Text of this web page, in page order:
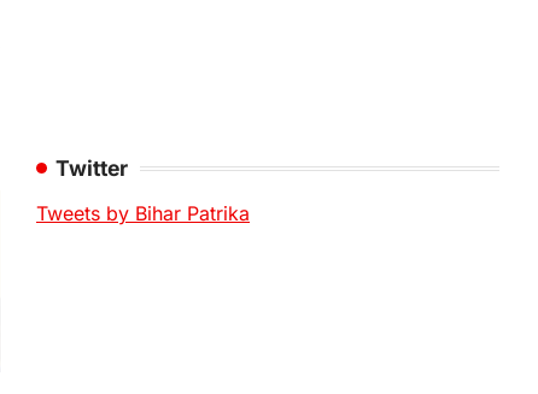
Twitter
Tweets by Bihar Patrika